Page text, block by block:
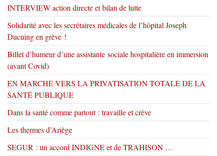
INTERVIEW action directe et bilan de lutte
Solidarité avec les secrétaires médicales de l’hôpital Joseph
Ducuing en grève !
Billet d’humeur d’une assistante sociale hospitalière en immersion
(avant Covid)
EN MARCHE VERS LA PRIVATISATION TOTALE DE LA
SANTÉ PUBLIQUE
Dans la santé comme partout : travaille et crève
Les thermes d’Ariège
SEGUR : un accord INDIGNE et de TRAHISON …